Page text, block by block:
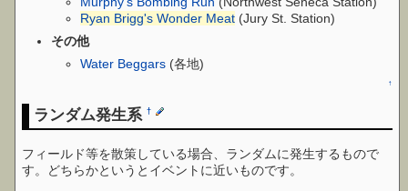
Ryan Brigg's Wonder Meat (Jury St. Station)
その他
Water Beggars (各地)
↑
ランダム発生系†
フィールド等を散策している場合、ランダムに発生するもので
す。どちらかというとイベントに近いものです。